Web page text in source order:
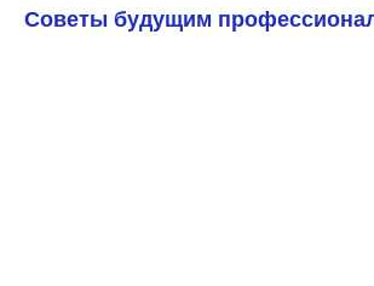
Советы будущим